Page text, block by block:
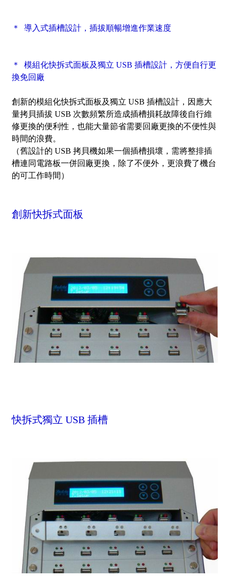
＊ 導入式插槽設計，插拔順暢增進作業速度
＊ 模組化快拆式面板及獨立 USB 插槽設計，方便自行更
換免回廠
創新的模組化快拆式面板及獨立 USB 插槽設計，因應大
量拷貝插拔 USB 次數頻繁所造成插槽損耗故障後自行維
修更換的便利性，也能大量節省需要回廠更換的不便性與
時間的浪費。
（舊設計的 USB 拷貝機如果一個插槽損壞，需將整排插
槽連同電路板一併回廠更換，除了不便外，更浪費了機台
的可工作時間）
創新快拆式面板
快拆式獨立 USB 插槽